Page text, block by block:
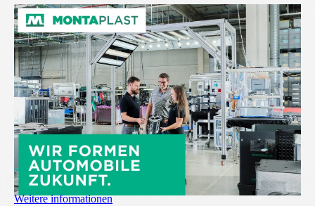
Weitere informationen